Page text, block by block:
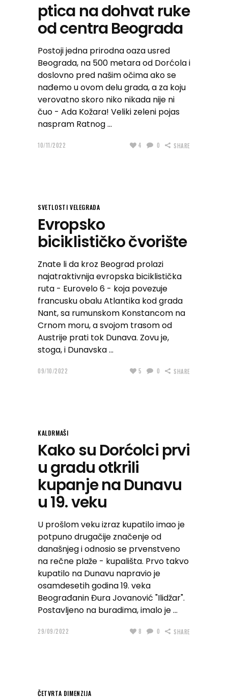
ptica na dohvat ruke
od centra Beograda
Postoji jedna prirodna oaza usred
Beograda, na 500 metara od Dorćola i
doslovno pred našim očima ako se
nađemo u ovom delu grada, a za koju
verovatno skoro niko nikada nije ni
čuo - Ada Kožara! Veliki zeleni pojas
naspram Ratnog
10/11/2022 4 0 SHARE
SVETLOSTI VELEGRADA
Evropsko
biciklističko čvorište
Znate li da kroz Beograd prolazi
najatraktivnija evropska biciklistička
ruta - Eurovelo 6 - koja povezuje
francusku obalu Atlantika kod grada
Nant, sa rumunskom Konstancom na
Crnom moru, a svojom trasom od
Austrije prati tok Dunava. Zovu je,
stoga, i Dunavska
09/10/2022 5 0 SHARE
KALDRMAŠI
Kako su Dorćolci prvi
u gradu otkrili
kupanje na Dunavu
u 19. veku
U prošlom veku izraz kupatilo imao je
potpuno drugačije značenje od
današnjeg i odnosio se prvenstveno
na rečne plaže - kupališta. Prvo takvo
kupatilo na Dunavu napravio je
osamdesetih godina 19. veka
Beograđanin Đura Jovanović "Ilidžar".
Postavljeno na buradima, imalo je
29/09/2022 8 0 SHARE
ČETVRTA DIMENZIJA